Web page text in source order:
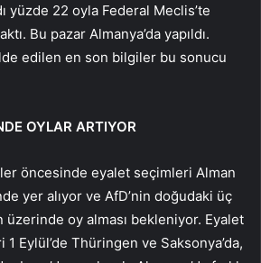
yüzde 22 oyla Federal Meclis’te
Bu pazar Almanya’da yapıldı.
edilen en son bilgiler bu sonucu
OYLAR ARTIYOR
öncesinde eyalet seçimleri Alman
yer alıyor ve AfD’nin doğudaki üç
üzerinde oy alması bekleniyor. Eyalet
Eylül’de Thüringen ve Saksonya’da,